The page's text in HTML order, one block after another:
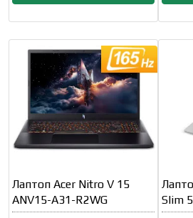
Лаптоп Acer Nitro V 15
ANV15-A31-R2WG
Slim